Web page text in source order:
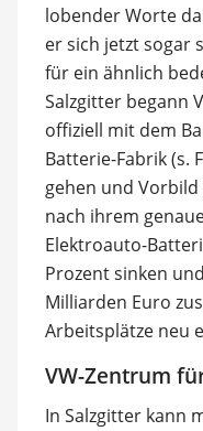
lobender Worte
er sich jetzt sogar
für ein ähnlich
Salzgitter begann
offiziell mit dem
Batterie-Fabrik (s.
gehen und
nach ihrem
Elektroauto-
Prozent sinken
Milliarden Euro
Arbeitsplätze neu
VW-Zentrum
In Salzgitter kann